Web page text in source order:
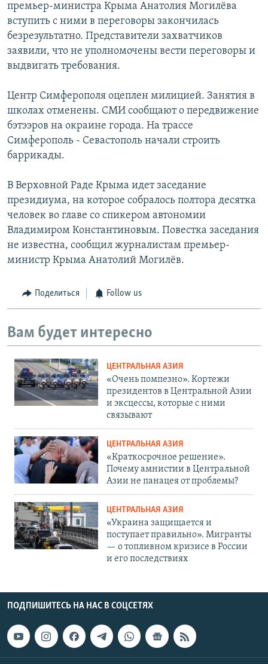
премьер-министра Крыма Анатолия Могилёва
вступить с ними в переговоры закончилась
безрезультатно. Представители захватчиков
заявили, что не уполномочены вести переговоры и
выдвигать требования.
Центр Симферополя оцеплен милицией. Занятия в
школах отменены. СМИ сообщают о передвижение
бэтээров на окраине города. На трассе
Симферополь - Севастополь начали строить
баррикады.
В Верховной Раде Крыма идет заседание
президиума, на которое собралось полтора десятка
человек во главе со спикером автономии
Владимиром Константиновым. Повестка заседания
не известна, сообщил журналистам премьер-
министр Крыма Анатолий Могилёв.
Поделиться Follow us
Вам будет интересно
ЦЕНТРАЛЬНАЯ АЗИЯ
«Очень помпезно». Кортежи
президентов в Центральной Азии
и эксцессы, которые с ними
связывают
ЦЕНТРАЛЬНАЯ АЗИЯ
«Краткосрочное решение».
Почему амнистии в Центральной
Азии не панацея от проблемы?
ЦЕНТРАЛЬНАЯ АЗИЯ
«Украина защищается и
поступает правильно». Мигранты
— о топливном кризисе в России
и его последствиях
ПОДПИШИТЕСЬ НА НАС В СОЦСЕТЯХ